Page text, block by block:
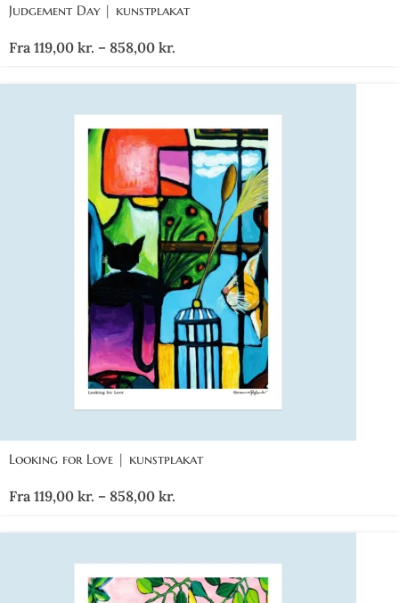
Judgement Day | kunstplakat
Fra 119,00 kr. – 858,00 kr.
Looking for Love | kunstplakat
Fra 119,00 kr. – 858,00 kr.